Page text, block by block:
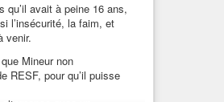
qu’il avait à peine 16 ans,
l’insécurité, la faim, et
venir.
Mineur non
RESF, pour qu’il puisse